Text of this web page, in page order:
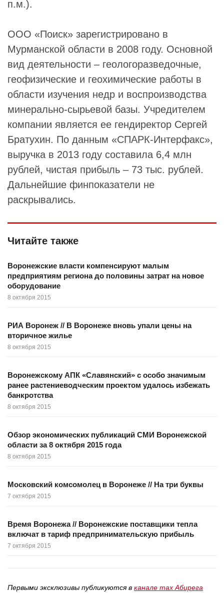
п.м.).
ООО «Поиск» зарегистрировано в
Мурманской области в 2008 году. Основной
вид деятельности – геологоразведочные,
геофизические и геохимические работы в
области изучения недр и воспроизводства
минерально-сырьевой базы. Учредителем
компании является ее гендиректор Сергей
Братухин. По данным «СПАРК-Интерфакс»,
выручка в 2013 году составила 6,4 млн
рублей, чистая прибыль – 73 тыс. рублей.
Дальнейшие финпоказатели не
раскрывались.
Читайте также
Воронежские власти компенсируют малым
предприятиям региона до половины затрат на новое
оборудование
8 октября 2015
РИА Воронеж // В Воронеже вновь упали цены на
вторичное жилье
8 октября 2015
Воронежскому АПК «Славянский» с особо значимым
ранее растениеводческим проектом удалось избежать
банкротства
8 октября 2015
Обзор экономических публикаций СМИ Воронежской
области за 8 октября 2015 года
8 октября 2015
Московский комсомолец в Воронеже // На три буквы
7 октября 2015
Время Воронежа // Воронежские поставщики тепла
включат в тариф предпринимательскую прибыль
7 октября 2015
Первыми эксклюзивы публикуются в канале max Абирега